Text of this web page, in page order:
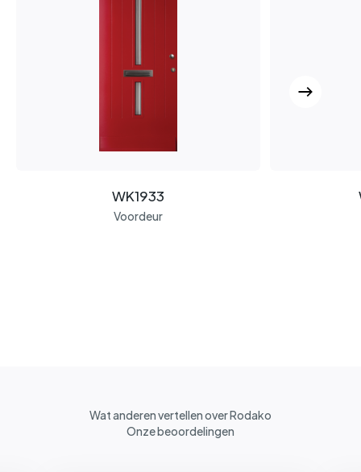
WK1933
Voordeur
Wat anderen vertellen over Rodako
Onze beoordelingen